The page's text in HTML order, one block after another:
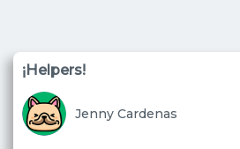
¡Helpers!
Jenny Cardenas